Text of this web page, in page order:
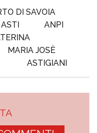
DI SAVOIA
ASTI
ANPI
MARIA JOSÈ
ASTIGIANI